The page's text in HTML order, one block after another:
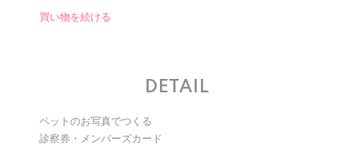
買い物を続ける
DETAIL
ペットのお写真でつくる
診察券・メンバーズカード